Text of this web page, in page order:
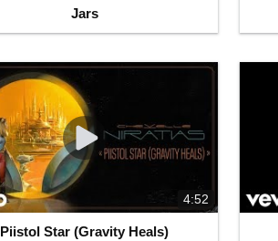
Jars
4:52
Piistol Star (Gravity Heals)